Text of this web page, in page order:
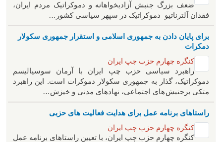
ضعف بزرگ جنبش آزادیخواهانه و دموکراتیک مردم ایران،
فقدان آلترناتیو دموکراتیک در سپهر سیاسی کشور…
برای پایان دادن به جمهوری اسلامی و استقرار جمهوری سکولار
دمکرات
کنگره چهارم حزب چپ ایران
راهبرد سياسی حزب چپ ایران با آرمان سوسیالیسم
دموکراتیک، گذار به جمهوری سکولار دموکرات است. این راهبرد
متکی برجنبش های اجتماعی، نهادهای مدنی و خیزش‌…
راستاهای برنامه عمل برای هدایت فعالیت های حزبی
کنگره چهارم حزب چپ ایران
کنگره چهارم حزب چپ ایران، با تعیین راستاهای برنامه عمل